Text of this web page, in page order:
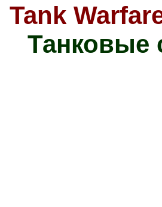
Tank
Танковые